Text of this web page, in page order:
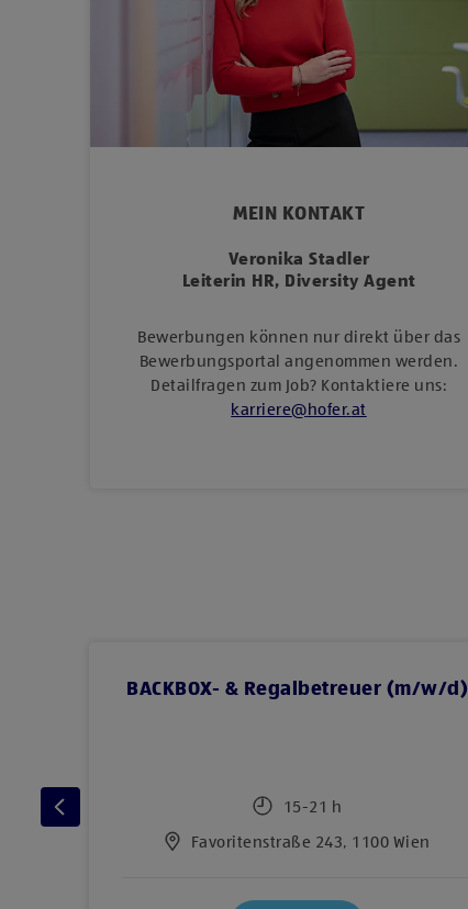
MEIN KONTAKT
Veronika Stadler
Leiterin HR, Diversity Agent
Bewerbungen können nur direkt über das
Bewerbungsportal angenommen werden.
Detailfragen zum Job? Kontaktiere uns:
karriere@ hofer.at
BACKBOX- & Regalbetreuer (m/w/d)
15-21 h
Favoritenstraße 243, 1100 Wien